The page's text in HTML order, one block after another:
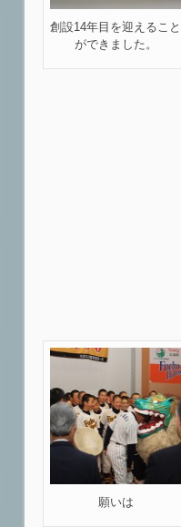
創設14年目を迎えること
ができました。
願いは